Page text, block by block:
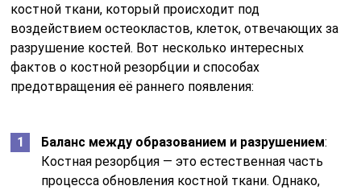
костной ткани, который происходит под
воздействием остеокластов, клеток, отвечающих за
разрушение костей. Вот несколько интересных
фактов о костной резорбции и способах
предотвращения её раннего появления:
Баланс между образованием и разрушением:
Костная резорбция — это естественная часть
процесса обновления костной ткани. Однако,